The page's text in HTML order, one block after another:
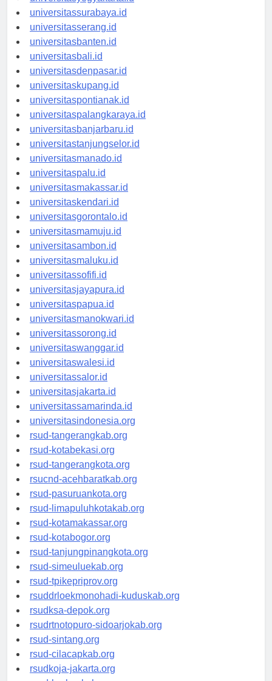
universitasyogyakarta.id
universitassurabaya.id
universitasserang.id
universitasbanten.id
universitasbali.id
universitasdenpasar.id
universitaskupang.id
universitaspontianak.id
universitaspalangkaraya.id
universitasbanjarbaru.id
universitastanjungselor.id
universitasmanado.id
universitaspalu.id
universitasmakassar.id
universitaskendari.id
universitasgorontalo.id
universitasmamuju.id
universitasambon.id
universitasmaluku.id
universitassofifi.id
universitasjayapura.id
universitaspapua.id
universitasmanokwari.id
universitassorong.id
universitaswanggar.id
universitaswalesi.id
universitassalor.id
universitasjakarta.id
universitassamarinda.id
universitasindonesia.org
rsud-tangerangkab.org
rsud-kotabekasi.org
rsud-tangerangkota.org
rsucnd-acehbaratkab.org
rsud-pasuruankota.org
rsud-limapuluhkotakab.org
rsud-kotamakassar.org
rsud-kotabogor.org
rsud-tanjungpinangkota.org
rsud-simeuluekab.org
rsud-tpikepriprov.org
rsuddrloekmonohadi-kuduskab.org
rsudksa-depok.org
rsudrtnotopuro-sidoarjokab.org
rsud-sintang.org
rsud-cilacapkab.org